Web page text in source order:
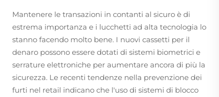
Mantenere le transazioni in contanti al sicuro è di
estrema importanza e i lucchetti ad alta tecnologia lo
stanno facendo molto bene. I nuovi cassetti per il
denaro possono essere dotati di sistemi biometrici e
serrature elettroniche per aumentare ancora di più la
sicurezza. Le recenti tendenze nella prevenzione dei
furti nel retail indicano che l'uso di sistemi di blocco